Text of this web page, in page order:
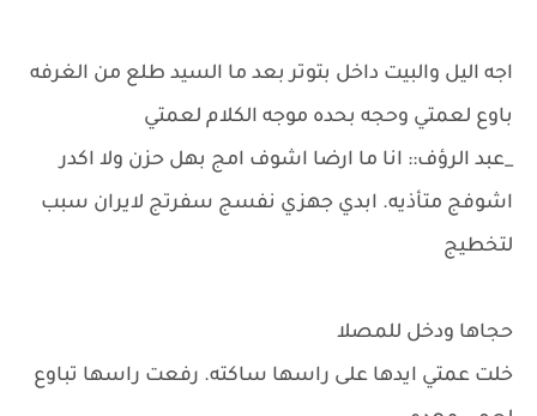
اجه اليل والبيت داخل بتوتر بعد ما السيد طلع من الغرفه
باوع لعمتي وحجه بحده موجه الكلام لعمتي
_عبد الرؤف:: انا ما ارضا اشوف امج بهل حزن ولا اكدر
اشوفج متأذيه. ابدي جهزي نفسج سفرتج لايران سبب
لتخطيج
حجاها ودخل للمصلا
خلت عمتي ايدها على راسها ساكته. رفعت راسها تباوع